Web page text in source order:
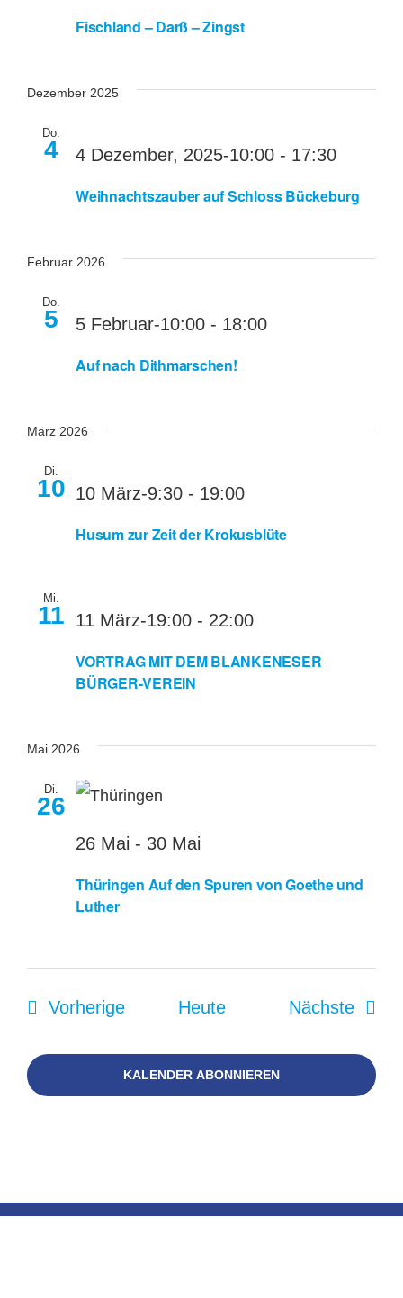
Fischland – Darß – Zingst
Dezember 2025
Do.
4
Weihnachtszauber auf Schloss Bückeburg
4 Dezember, 2025-10:00 - 17:30
Februar 2026
Do.
5
Auf nach Dithmarschen!
5 Februar-10:00 - 18:00
März 2026
Di.
10
Husum zur Zeit der Krokusblüte
10 März-9:30 - 19:00
Mi.
11
VORTRAG MIT DEM BLANKENESER
BÜRGER-VEREIN
11 März-19:00 - 22:00
Mai 2026
Di.
26
Thüringen Auf den Spuren von Goethe und
Luther
26 Mai - 30 Mai
VorherigeVeranstaltungen
Heute Nächste
KALENDER ABONNIEREN